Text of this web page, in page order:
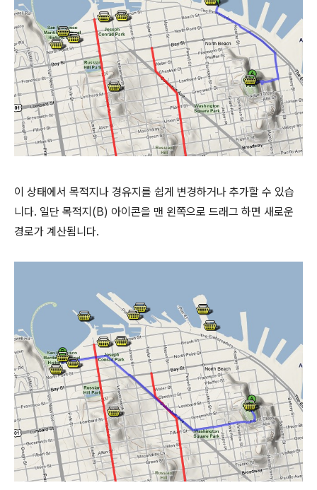
이 상태에서 목적지나 경유지를 쉽게 변경하거나 추가할 수 있습
니다. 일단 목적지(B) 아이콘을 맨 왼쪽으로 드래그 하면 새로운
경로가 계산됩니다.